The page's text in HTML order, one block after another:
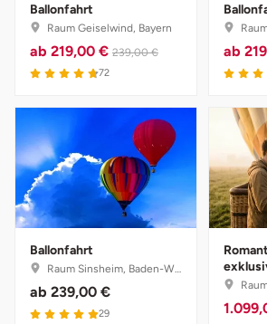
Ballonfahrt
Raum Geiselwind, Bayern
ab 219,00 € 239,00 €
72
Raum
ab
Ballonfahrt
Raum Sinsheim, Baden-Württemberg
ab 239,00 €
29